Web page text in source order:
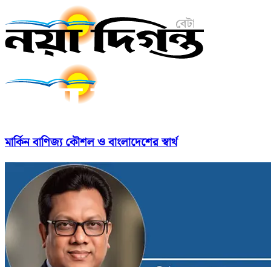
মার্কিন বাণিজ্য কৌশল ও বাংলাদেশের স্বার্থ